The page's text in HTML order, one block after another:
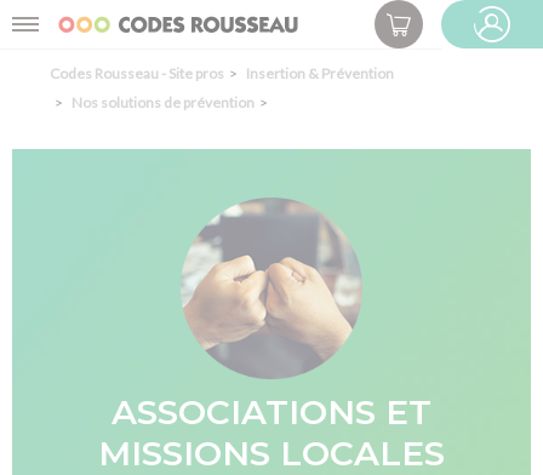
Menu
Codes Rousseau - Site pros
Insertion & Prévention
Nos solutions de prévention
ASSOCIATIONS ET
MISSIONS LOCALES
Panneau de gestion des cookies